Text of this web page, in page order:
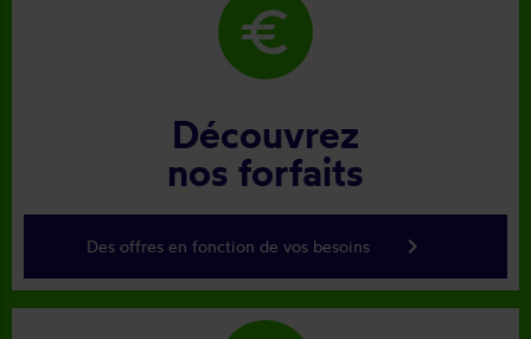
euro
Découvrez
nos forfaits
Des offres en fonction de vos besoins keyboard_arrow_right